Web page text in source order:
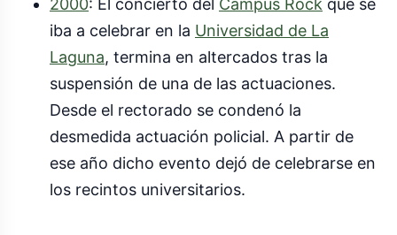
2000: El concierto del Campus Rock que se
iba a celebrar en la Universidad de La
Laguna, termina en altercados tras la
suspensión de una de las actuaciones.
Desde el rectorado se condenó la
desmedida actuación policial. A partir de
ese año dicho evento dejó de celebrarse en
los recintos universitarios.